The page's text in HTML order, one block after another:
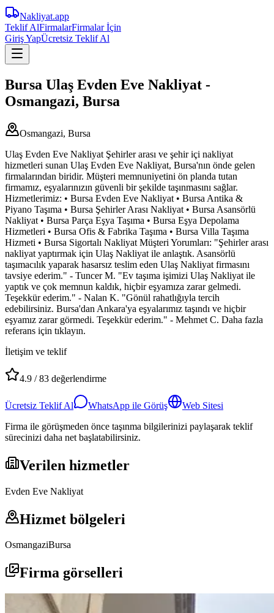
Nakliyat.app
Teklif AlFirmalarFirmalar İçin
Giriş YapÜcretsiz Teklif Al
Bursa Ulaş Evden Eve Nakliyat -
Osmangazi, Bursa
Osmangazi, Bursa
Ulaş Evden Eve Nakliyat Şehirler arası ve şehir içi nakliyat
hizmetleri sunan Ulaş Evden Eve Nakliyat, Bursa'nın önde gelen
firmalarından biridir. Müşteri memnuniyetini ön planda tutan
firmamız, eşyalarınızın güvenli bir şekilde taşınmasını sağlar.
Hizmetlerimiz: • Bursa Evden Eve Nakliyat • Bursa Antika &
Piyano Taşıma • Bursa Şehirler Arası Nakliyat • Bursa Asansörlü
Nakliyat • Bursa Parça Eşya Taşıma • Bursa Eşya Depolama
Hizmetleri • Bursa Ofis & Fabrika Taşıma • Bursa Villa Taşıma
Hizmeti • Bursa Sigortalı Nakliyat Müşteri Yorumları: "Şehirler arası
nakliyat yaptırmak için Ulaş Nakliyat ile anlaştık. Asansörlü
taşımacılık yaparak hasarsız teslim eden Ulaş Nakliyat firmasını
tavsiye ederim." - Tuncer M. "Ev taşıma işimizi Ulaş Nakliyat ile
yaptık ve çok memnun kaldık, hiçbir eşyamıza zarar gelmedi.
Teşekkür ederim." - Nalan K. "Gönül rahatlığıyla tercih
edebilirsiniz. Bursa'dan Ankara'ya eşyalarımız taşındı ve hiçbir
eşyamız zarar görmedi. Teşekkür ederim." - Mehmet C. Daha fazla
referans için tıklayın.
İletişim ve teklif
4.9 /83 değerlendirme
Ücretsiz Teklif Al WhatsApp ile Görüş
Web Sitesi
Firma ile görüşmeden önce taşınma bilgilerinizi paylaşarak teklif
sürecinizi daha net başlatabilirsiniz.
Verilen hizmetler
Evden Eve Nakliyat
Hizmet bölgeleri
OsmangaziBursa
Firma görselleri